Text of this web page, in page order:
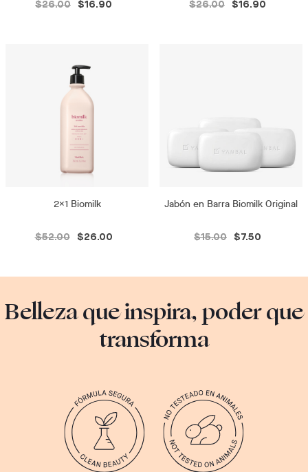
$26.00 $16.90 $26.00 $16.90
2x1 Biomilk
$52.00 $26.00
Jabón en Barra Biomilk Original
$15.00 $7.50
Belleza que inspira, poder que
transforma